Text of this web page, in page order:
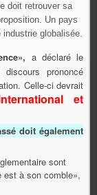
doit retrouver sa
Un pays
globalisée.
a déclaré le
prononcé
Celle-ci devrait
et
doit également
sont
est à son comble»,